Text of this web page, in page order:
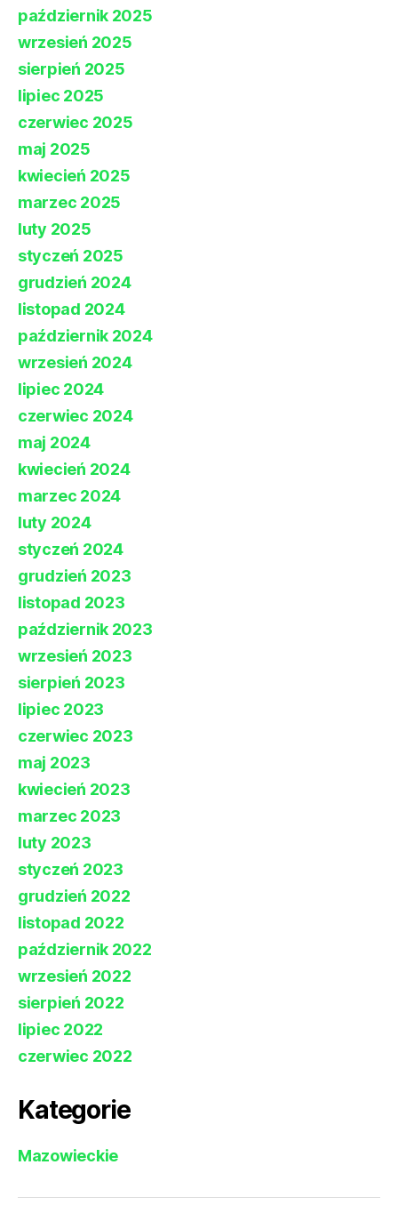
październik 2025
wrzesień 2025
sierpień 2025
lipiec 2025
czerwiec 2025
maj 2025
kwiecień 2025
marzec 2025
luty 2025
styczeń 2025
grudzień 2024
listopad 2024
październik 2024
wrzesień 2024
lipiec 2024
czerwiec 2024
maj 2024
kwiecień 2024
marzec 2024
luty 2024
styczeń 2024
grudzień 2023
listopad 2023
październik 2023
wrzesień 2023
sierpień 2023
lipiec 2023
czerwiec 2023
maj 2023
kwiecień 2023
marzec 2023
luty 2023
styczeń 2023
grudzień 2022
listopad 2022
październik 2022
wrzesień 2022
sierpień 2022
lipiec 2022
czerwiec 2022
Kategorie
Mazowieckie